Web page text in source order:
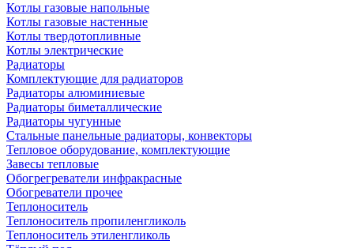
Котлы газовые напольные
Котлы газовые настенные
Котлы твердотопливные
Котлы электрические
Радиаторы
Комплектующие для радиаторов
Радиаторы алюминиевые
Радиаторы биметаллические
Радиаторы чугунные
Стальные панельные радиаторы, конвекторы
Тепловое оборудование, комплектующие
Завесы тепловые
Обогрегреватели инфракрасные
Обогреватели прочее
Теплоноситель
Теплоноситель пропиленгликоль
Теплоноситель этиленгликоль